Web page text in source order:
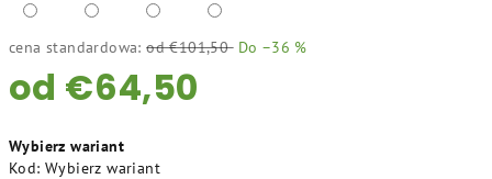
cena standardowa: od €101,50 Do –36 %
od €64,50
jednostkowa:
Wybierz wariant
Kod: Wybierz wariant